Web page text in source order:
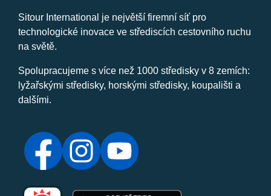
Sitour International je největší firemní síť pro
technologické inovace ve střediscích cestovního ruchu
na světě.
Spolupracujeme s více než 1000 středisky v 8 zemích:
lyžařskými středisky, horskými středisky, koupališti a
dalšími.